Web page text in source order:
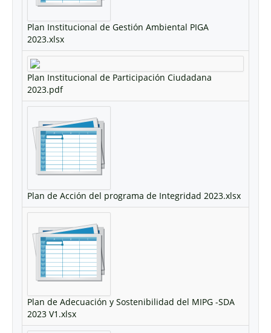
Plan Institucional de Gestión Ambiental PIGA
2023.xlsx
Plan Institucional de Participación Ciudadana
2023.pdf
Plan de Acción del programa de Integridad 2023.xlsx
Plan de Adecuación y Sostenibilidad del MIPG -SDA
2023 V1.xlsx